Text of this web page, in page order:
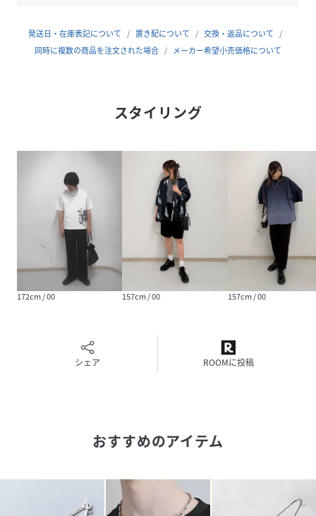
時代を超えて支持されるトラディショナルなアイテムをベー
スに、アソビ心とストリートの自由な発想を取り入れ、日本
▼商品のお気に入り登録
新商品や再入荷など、いち早くブランドの情報を受け取るこ
とができます。
※照明の関係により、実際よりも色味が違って見える場合が
あります。また、パソコン・スマートフォンなどの環境によ
り、若干製品と画像のカラーが異なる場合もございます。
PT7833_99990997901808
99990997901808-106-00 PT7833
発送日・在庫表記について 置き配について
交換・返品について
同時に複数の商品を注文された場合
メーカー希望小売価格について
スタイリング
172cm / 00 157cm / 00 157cm / 00
シェア ROOMに投稿
おすすめのアイテム